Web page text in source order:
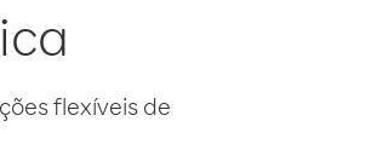
flexíveis de